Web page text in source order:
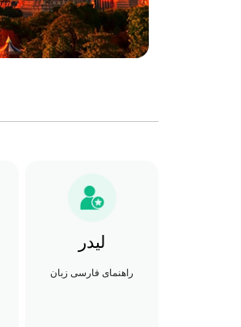
لیدر
راهنمای فارسی زبان